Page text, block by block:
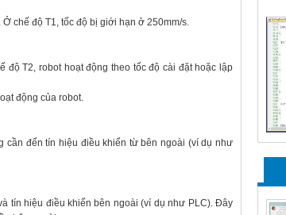
chế độ T1, tốc độ bị giới hạn ở 250mm/s.
độ T2, robot hoạt động theo tốc độ cài đặt hoặc lập
động của robot.
cần đến tín hiệu điều khiển từ bên ngoài (ví dụ như
tín hiệu điều khiển bên ngoài (ví dụ như PLC). Đây